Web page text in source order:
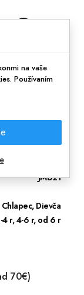
JMD21
Chlapec, Dievča
4 r, 4-6 r, od 6 r
70€)
na vaše
Používaním